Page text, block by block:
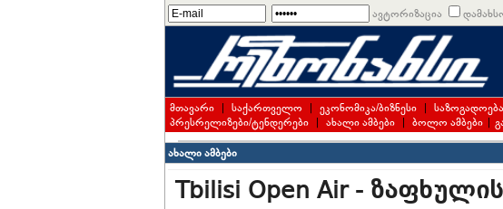
ავტორიზაცია
მთავარი | საქართველო | ეკონომიკა/ბიზნესი | საზოგადოება
პრესრელიზები/ტენდერები | ახალი ამბები | ბოლო ამბები |
ახალი ამბები
Tbilisi Open Air -